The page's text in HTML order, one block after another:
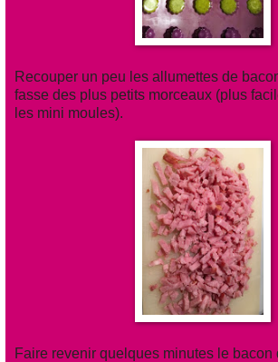
Recouper un peu les allumettes de
fasse des plus petits morceaux (plus
les mini moules).
Faire revenir quelques minutes le bacon